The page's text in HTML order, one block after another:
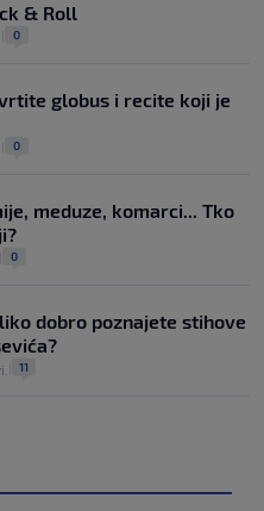
& Roll
0
globus i recite koji je
0
meduze, komarci... Tko
0
dobro poznajete stihove
11